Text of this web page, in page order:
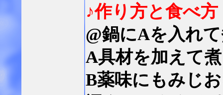
♪作り方と食べ方
@鍋にAを入れ
A具材を加えて
B薬味にもみじ